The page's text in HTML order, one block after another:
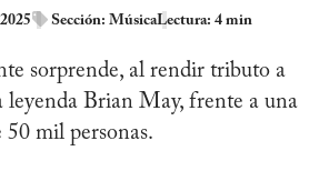
Sección: MúsicaLectura: 4 min
sorprende, al rendir tributo a
leyenda Brian May, frente a una
mil personas.